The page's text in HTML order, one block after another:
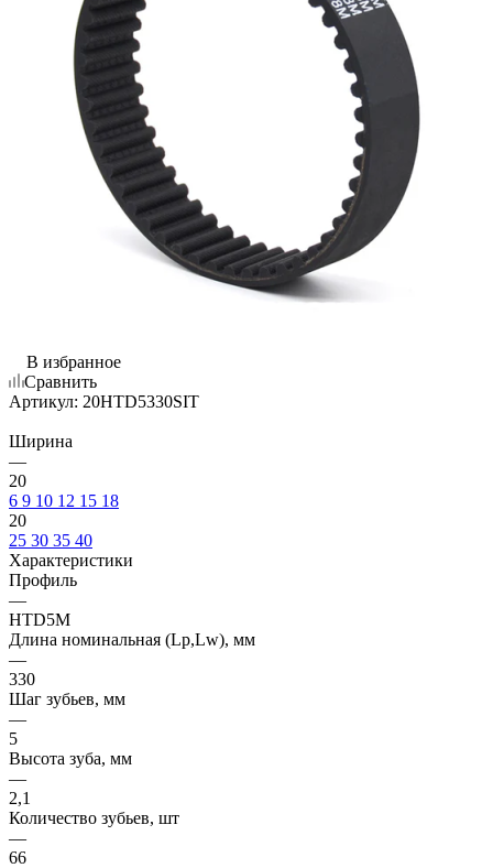
В избранное
Сравнить
Артикул: 20HTD5330SIT
Ширина
—
20
6 9 10 12 15 18
20
25 30 35 40
Характеристики
Профиль
—
HTD5M
Длина номинальная (Lp,Lw), мм
—
330
Шаг зубьев, мм
—
5
Высота зуба, мм
—
2,1
Количество зубьев, шт
—
66